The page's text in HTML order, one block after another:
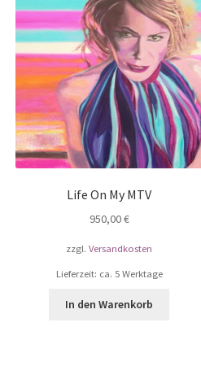
Life On My MTV
950,00€
zzgl.Versandkosten
Lieferzeit: ca. 5 Werktage
In den Warenkorb